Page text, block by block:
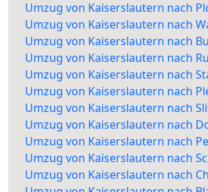
Umzug von Kaiserslautern nach
Umzug von Kaiserslautern nach
Umzug von Kaiserslautern nach
Umzug von Kaiserslautern nach
Umzug von Kaiserslautern nach
Umzug von Kaiserslautern nach
Umzug von Kaiserslautern nach
Umzug von Kaiserslautern nach
Umzug von Kaiserslautern nach
Umzug von Kaiserslautern nach
Umzug von Kaiserslautern nach